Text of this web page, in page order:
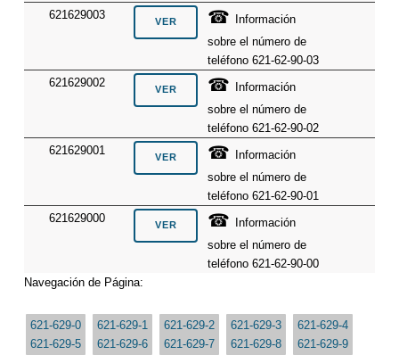
621629003
☎
Información
sobre el número de
teléfono 621-62-90-03
621629002
☎
Información
sobre el número de
teléfono 621-62-90-02
621629001
☎
Información
sobre el número de
teléfono 621-62-90-01
621629000
☎
Información
sobre el número de
teléfono 621-62-90-00
Navegación de Página:
621-629-0 621-629-1 621-629-2 621-629-3
621-629-4
621-629-5
621-629-6 621-629-7 621-629-8 621-629-9